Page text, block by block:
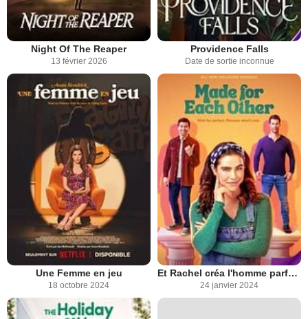
Night Of The Reaper
13 février 2026
Providence Falls
Date de sortie inconnue
Une Femme en jeu
18 octobre 2024
Et Rachel créa l'homme parfait !
24 janvier 2024